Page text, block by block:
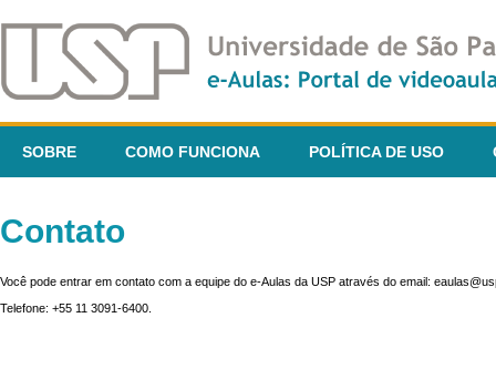
SOBRE COMO FUNCIONA POLÍTICA DE USO
Contato
Você pode entrar em contato com a equipe do e-Aulas da USP através do email:
Telefone: +55 11 3091-6400.